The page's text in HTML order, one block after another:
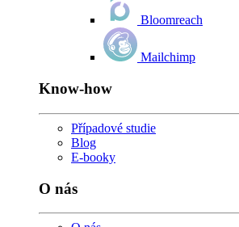
Bloomreach
Mailchimp
Know-how
Případové studie
Blog
E-booky
O nás